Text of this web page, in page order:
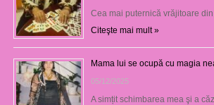
Cea mai puternică vrăjitoare
Citeşte mai mult »
Mama lui se ocupă cu magia
05/12/2025
A simțit schimbarea mea şi a